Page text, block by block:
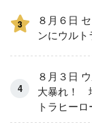
3
８月６日
ンにウルト
８月３日
大暴れ！
トラヒーロ